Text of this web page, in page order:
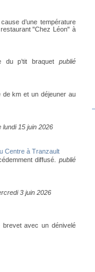
d’une température
"Chez Léon" à
p’tit braquetpublié
de km et un déjeuner au
lundi 15 juin 2026
Centre à Tranzault
diffusé.
publié
3 juin 2026
avec un dénivelé